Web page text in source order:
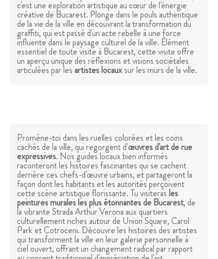
c'est une exploration artistique au cœur de l'énergie
créative de Bucarest. Plonge dans le pouls authentique
de la vie de la ville en découvrant la transformation du
graffiti, qui est passé d'un acte rebelle à une force
influente dans le paysage culturel de la ville. Élément
essentiel de toute visite à Bucarest, cette visite offre
un aperçu unique des réflexions et visions sociétales
articulées par les artistes locauxsur les murs de la ville.
Promène-toi dans les ruelles colorées et les coins
cachés de la ville, qui regorgent d'œuvres d'art de rue
expressives. Nos guides locaux bien informés
raconteront les histoires fascinantes qui se cachent
derrière ces chefs-d'œuvre urbains, et partageront la
façon dont les habitants et les autorités perçoivent
cette scène artistique florissante. Tu visiterasles
peintures murales les plus étonnantes de Bucarest, de
la vibrante Strada Arthur Verona aux quartiers
culturellement riches autour de Union Square, Carol
Park et Cotroceni. Découvre les histoires des artistes
qui transforment la ville en leur galerie personnelle à
ciel ouvert, offrant un changement radical par rapport